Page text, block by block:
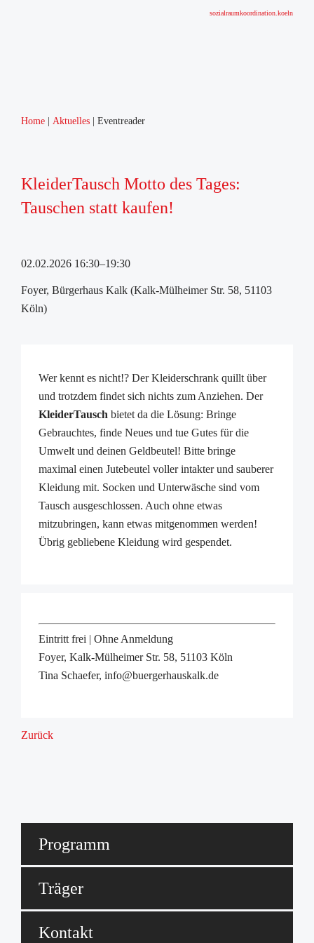
sozialraumkoordination.koeln
Home Aktuelles Eventreader
KleiderTausch Motto des Tages:
Tauschen statt kaufen!
02.02.2026 16:30–19:30
Foyer, Bürgerhaus Kalk (Kalk-Mülheimer Str. 58, 51103
Köln)
Wer kennt es nicht!? Der Kleiderschrank quillt über
und trotzdem findet sich nichts zum Anziehen. Der
KleiderTausch bietet da die Lösung: Bringe
Gebrauchtes, finde Neues und tue Gutes für die
Umwelt und deinen Geldbeutel! Bitte bringe
maximal einen Jutebeutel voller intakter und sauberer
Kleidung mit. Socken und Unterwäsche sind vom
Tausch ausgeschlossen. Auch ohne etwas
mitzubringen, kann etwas mitgenommen werden!
Übrig gebliebene Kleidung wird gespendet.
Eintritt frei | Ohne Anmeldung
Foyer, Kalk-Mülheimer Str. 58, 51103 Köln
Tina Schaefer, info@buergerhauskalk.de
Zurück
Programm
Träger
Kontakt